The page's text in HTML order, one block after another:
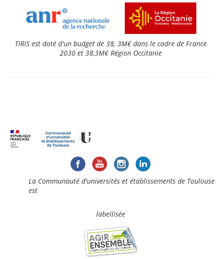
TIRIS est doté d'un budget de 38, 3M€ dans le cadre de France
2030 et 38,3M€ Région Occitanie
La Communauté d'universités et établissements de Toulouse
est
labellisée